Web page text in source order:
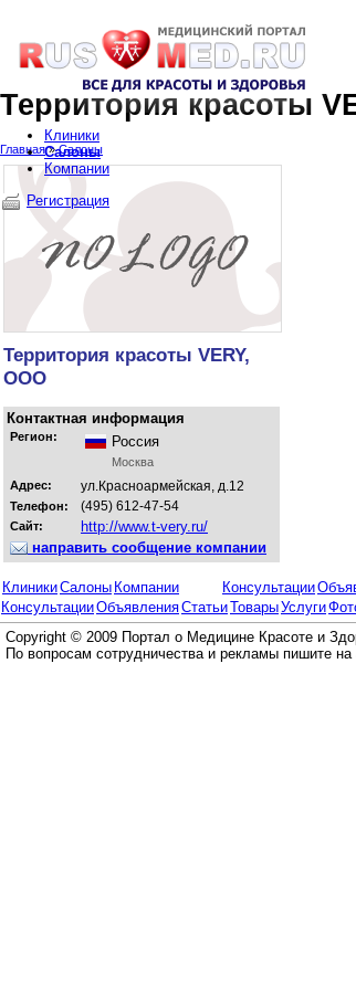
Территория красоты
Главная»Салоны
Территория красоты VERY,
ООО
Контактная информация
Регион: Россия
Москва
Адрес:
ул.Красноармейская, д.12
Телефон: (495) 612-47-54
Сайт:
http://www.t-very.ru/
направить сообщение компании
КлиникиСалоны Компании Консультации
КонсультацииОбъявленияСтатьиТоварыУслуги
Клиники
Салоны
Компании
Регистрация
Copyright © 2009 Портал о Медицине Красоте и
По вопросам сотрудничества и рекламы пишите на